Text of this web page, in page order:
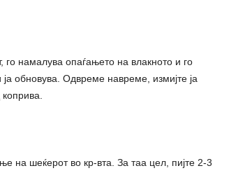
го намалува опаѓањето на влакното и го
ја обновува. Одвреме навреме, измијте ја
на шеќерот во кр-вта. За таа цел, пијте 2-3